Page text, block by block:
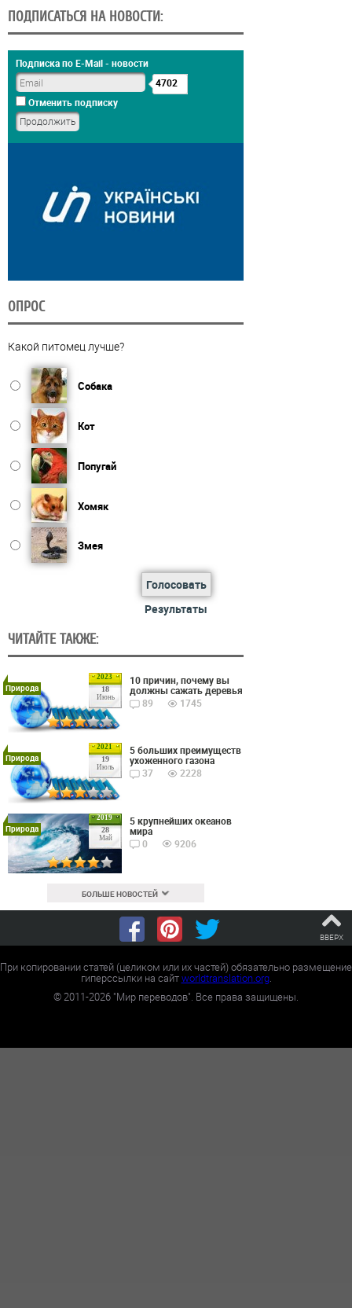
ПОДПИСАТЬСЯ НА НОВОСТИ:
Подписка по E-Mail - новости
4702
Отменить подписку
ОПРОС
Какой питомец лучше?
Собака
Кот
Попугай
Хомяк
Змея
Голосовать
Результаты
ЧИТАЙТЕ ТАКЖЕ:
2023
18
Июнь
Природа
10 причин, почему вы
должны сажать деревья
89
1745
2021
19
Июль
Природа
5 больших преимуществ
ухоженного газона
37
2228
2019
28
Май
Природа
5 крупнейших океанов
мира
0
9206
БОЛЬШЕ НОВОСТЕЙ
ВВЕРХ
При копировании статей (целиком или их частей) обязательно размещение
гиперссылки на сайтworldtranslation.org.
©2011-2026 "Мир переводов". Все права защищены.